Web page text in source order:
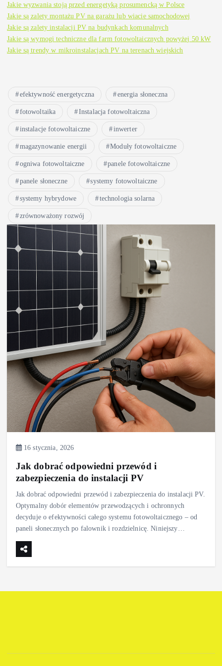
Jakie wyzwania stoją przed energetyką prosumencką w Polsce
Jakie są zalety montażu PV na garażu lub wiacie samochodowej
Jakie są zalety instalacji PV na budynkach komunalnych
Jakie są wymogi techniczne dla farm fotowoltaicznych powyżej 50 kW
Jakie są trendy w mikroinstalacjach PV na terenach wiejskich
efektywność energetyczna energia słoneczna
fotowoltaika Instalacja fotowoltaiczna
instalacje fotowoltaiczne inwerter
magazynowanie energii Moduły fotowoltaiczne
ogniwa fotowoltaiczne panele fotowoltaiczne
panele słoneczne systemy fotowoltaiczne
systemy hybrydowe technologia solarna
zrównoważony rozwój
16 stycznia, 2026
Jak dobrać odpowiedni przewód i
zabezpieczenia do instalacji PV
Jak dobrać odpowiedni przewód i zabezpieczenia do instalacji PV.
Optymalny dobór elementów przewodzących i ochronnych
decyduje o efektywności całego systemu fotowoltaicznego – od
paneli słonecznych po falownik i rozdzielnicę. Niniejszy…